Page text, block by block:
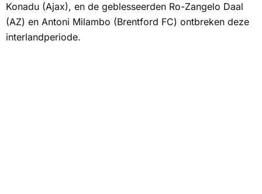
Konadu (Ajax), en de geblesseerden Ro-Zangelo Daal
(AZ) en Antoni Milambo (Brentford FC) ontbreken deze
interlandperiode.